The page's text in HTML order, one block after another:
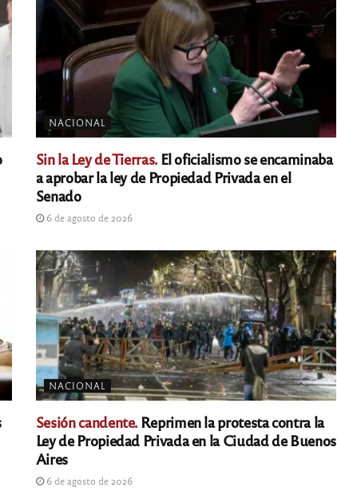
NACIONAL
Sin la Ley de Tierras.El oficialismo se encaminaba
a aprobar la ley de Propiedad Privada en el
Senado
6 de agosto de 2026
NACIONAL
Sesión candente. Reprimen la protesta contra la
Ley de Propiedad Privada en la Ciudad de Buenos
Aires
6 de agosto de 2026